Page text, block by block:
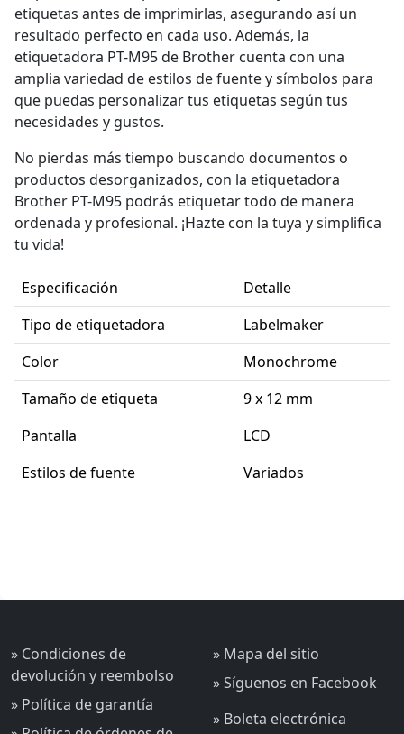
etiquetas antes de imprimirlas, asegurando así un
resultado perfecto en cada uso. Además, la
etiquetadora PT-M95 de Brother cuenta con una
amplia variedad de estilos de fuente y símbolos para
que puedas personalizar tus etiquetas según tus
necesidades y gustos.
No pierdas más tiempo buscando documentos o
productos desorganizados, con la etiquetadora
Brother PT-M95 podrás etiquetar todo de manera
ordenada y profesional. ¡Hazte con la tuya y simplifica
tu vida!
Especificación
Detalle
Tipo de etiquetadora
Labelmaker
Color
Monochrome
Tamaño de etiqueta
9 x 12 mm
Pantalla
LCD
Estilos de fuente
Variados
» Condiciones de
devolución y reembolso
» Política de garantía
» Mapa del sitio
» Síguenos en Facebook
» Boleta electrónica